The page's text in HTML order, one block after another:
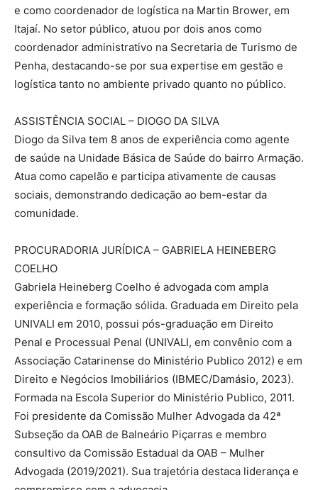
e como coordenador de logística na Martin Brower, em
Itajaí. No setor público, atuou por dois anos como
coordenador administrativo na Secretaria de Turismo de
Penha, destacando-se por sua expertise em gestão e
logística tanto no ambiente privado quanto no público.
ASSISTÊNCIA SOCIAL – DIOGO DA SILVA
Diogo da Silva tem 8 anos de experiência como agente
de saúde na Unidade Básica de Saúde do bairro Armação.
Atua como capelão e participa ativamente de causas
sociais, demonstrando dedicação ao bem-estar da
comunidade.
PROCURADORIA JURÍDICA – GABRIELA HEINEBERG
COELHO
Gabriela Heineberg Coelho é advogada com ampla
experiência e formação sólida. Graduada em Direito pela
UNIVALI em 2010, possui pós-graduação em Direito
Penal e Processual Penal (UNIVALI, em convênio com a
Associação Catarinense do Ministério Publico 2012) e em
Direito e Negócios Imobiliários (IBMEC/Damásio, 2023).
Formada na Escola Superior do Ministério Publico, 2011.
Foi presidente da Comissão Mulher Advogada da 42ª
Subseção da OAB de Balneário Piçarras e membro
consultivo da Comissão Estadual da OAB – Mulher
Advogada (2019/2021). Sua trajetória destaca liderança e